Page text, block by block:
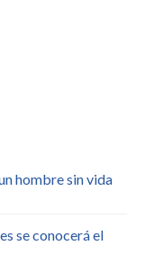
hombre sin vida
se conocerá el